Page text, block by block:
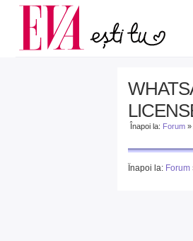
Carieră
Actualitate
Înapoi la: Forum »
Înapoi la: Forum